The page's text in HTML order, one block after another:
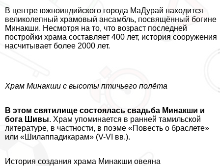
В центре южноиндийского города МаДypaй находится
великолепный храмовый ансамбль, посвящённый богине
Минакши. Несмотря на то, что возраст последней
постройки храма составляет 400 лет, история сооружения
насчитывает более 2000 лет.
Храм Минакши с высоты птичьего полёта
В этом святилище состоялась свадьба Минакши и
бога Шивы. Храм упоминается в ранней тамильской
литературе, в частности, в поэме «Повесть о браслете»
или «Шилаппадикарам» (V-VI вв.).
История создания храма Минакши овеяна